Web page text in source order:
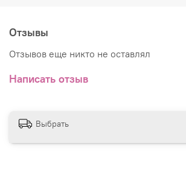
Отзывы
Отзывов еще никто не оставлял
Написать отзыв
Выбрать